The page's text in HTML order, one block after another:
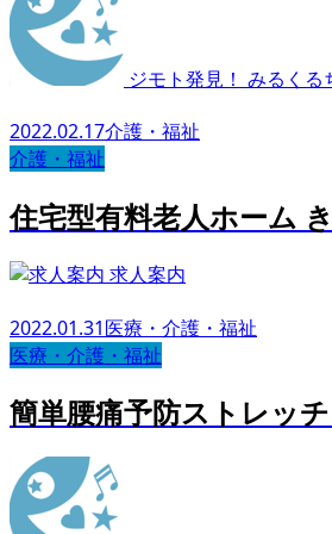
ジモト発見！ みるくる
2022.02.17介護・福祉
介護・福祉
住宅型有料老人ホーム
求人案内
2022.01.31医療・介護・福祉
医療・介護・福祉
簡単腰痛予防ストレッチ